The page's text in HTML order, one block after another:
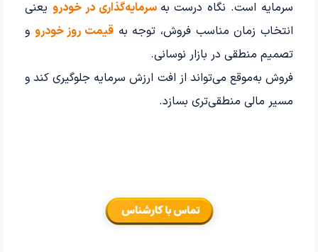
سرمایه است. نگاه درست به سرمایه‌گذاری در خودرو یعنی
انتخاب زمان مناسب فروش، توجه بهقیمت روز خودرو و
تصمیم منطقی در بازار نوسانی.
فروش به‌موقع می‌تواند از افت ارزش سرمایه جلوگیری کند و
مسیر مالی منطقی‌تری بسازد.